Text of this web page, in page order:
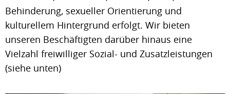
Behinderung, sexueller Orientierung und
kulturellem Hintergrund erfolgt. Wir bieten
unseren Beschäftigten darüber hinaus eine
Vielzahl freiwilliger Sozial- und Zusatzleistungen
(siehe unten)